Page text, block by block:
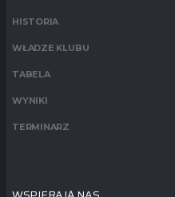
HISTORIA
WŁADZE KLUBU
TABELA
WYNIKI
TERMINARZ